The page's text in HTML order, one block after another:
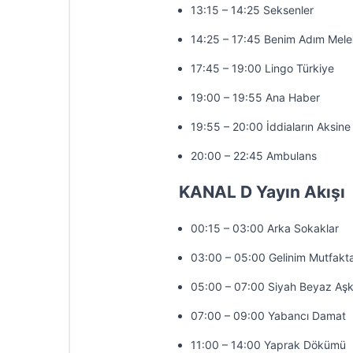
13:15 – 14:25 Seksenler
14:25 – 17:45 Benim Adım
17:45 – 19:00 Lingo Türkiye
19:00 – 19:55 Ana Haber
19:55 – 20:00 İddiaların Aksine
20:00 – 22:45 Ambulans
KANAL D Yayın Akışı
00:15 – 03:00 Arka Sokaklar
03:00 – 05:00 Gelinim
05:00 – 07:00 Siyah Beyaz Aşk
07:00 – 09:00 Yabancı Damat
11:00 – 14:00 Yaprak Dökümü